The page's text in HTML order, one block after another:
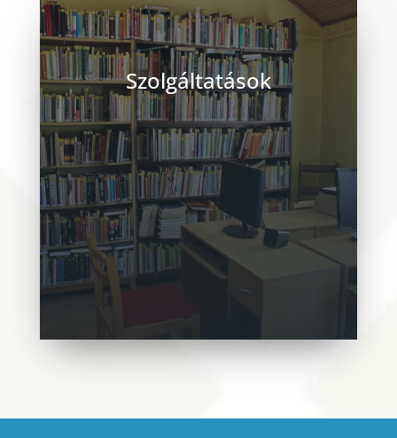
Szolgáltatások
Beiratkozáshoz kötött a könyvtári
dokumentumok (könyvek, folyóiratok,
hangkazetták, hanglemezek, CD-
lemezek, videokazetták, DVD -lemezek.)
kölcsönzése.
Térítési díjas szolgáltatások:
fénymásolás, n
yomtatás (fekete-fehér és